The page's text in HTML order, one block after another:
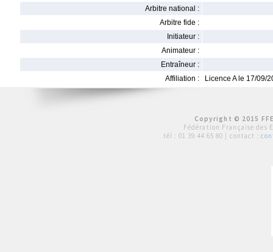
Arbitre national :
Arbitre fide :
Initiateur :
Animateur :
Entraîneur :
Affiliation :
Licence A le 17/09/
Copyright © 2015
Fédération Française des
tél : 01 39 44 65 80 | contact :